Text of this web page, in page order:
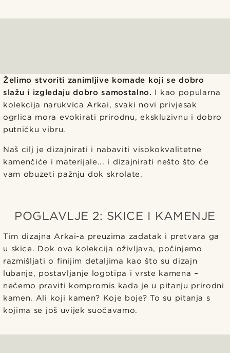
Želimo stvoriti zanimljive komade koji se dobro
slažu i izgledaju dobro samostalno. I kao popularna
kolekcija narukvica Arkai, svaki novi privjesak
ogrlica mora evokirati prirodnu, ekskluzivnu i dobro
putničku vibru.
Naš cilj je dizajnirati i nabaviti visokokvalitetne
kamenčiće i materijale... i dizajnirati nešto što će
vam obuzeti pažnju dok skrolate.
POGLAVLJE 2: SKICE I KAMENJE
Tim dizajna Arkai-a preuzima zadatak i pretvara ga
u skice. Dok ova kolekcija oživljava, počinjemo
razmišljati o finijim detaljima kao što su dizajn
lubanje, postavljanje logotipa i vrste kamena –
nećemo praviti kompromis kada je u pitanju prirodni
kamen. Ali koji kamen? Koje boje? To su pitanja s
kojima se još uvijek suočavamo.